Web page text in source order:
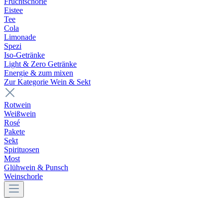
Eistee
Tee
Cola
Limonade
Spezi
Iso-Getränke
Light & Zero Getränke
Energie & zum mixen
Zur Kategorie Wein & Sekt
Rotwein
Weißwein
Rosé
Pakete
Sekt
Spirituosen
Most
Glühwein & Punsch
Weinschorle